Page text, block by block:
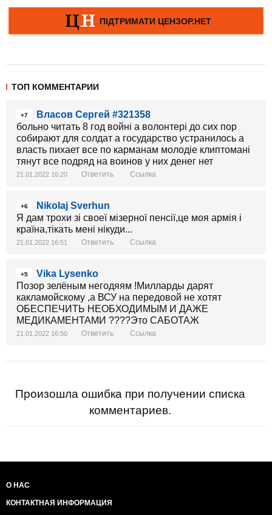
ТОП КОММЕНТАРИИ
+7
Власов Сергей #321358
больно читать 8 год войні а волонтері до сих пор
собирают для солдат а государство устранилось а
власть пихает все по карманам молодіе клиптомані
тянут все подряд на воинов у них денег нет
21.01.2022 16:20 Ответить Ссылка
+6
Nikolaj Sverhun
Я дам трохи зі своеї мізерної пенсії,це моя армія і
країна,тікать мені нікуди...
21.01.2022 16:51 Ответить Ссылка
+5
Vika Lysenko
Позор зелёным негодяям !Милларды дарят
какламойскому ,а ВСУ на передовой не хотят
ОБЕСПЕЧИТЬ НЕОБХОДИМЫМ И ДАЖЕ
МЕДИКАМЕНТАМИ ????Это САБОТАЖ
21.01.2022 16:50 Ответить Ссылка
Произошла ошибка при получении списка
комментариев.
О НАС
КОНТАКТНАЯ ИНФОРМАЦИЯ